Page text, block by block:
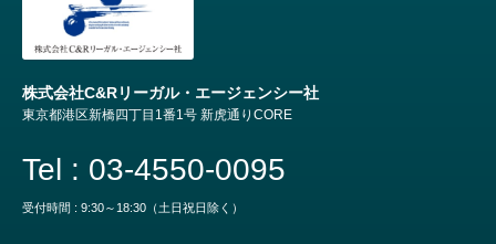
株式会社C&Rリーガル・エージェンシー社
東京都港区新橋四丁目1番1号 新虎通りCORE
Tel : 03-4550-0095
受付時間 : 9:30～18:30（土日祝日除く）